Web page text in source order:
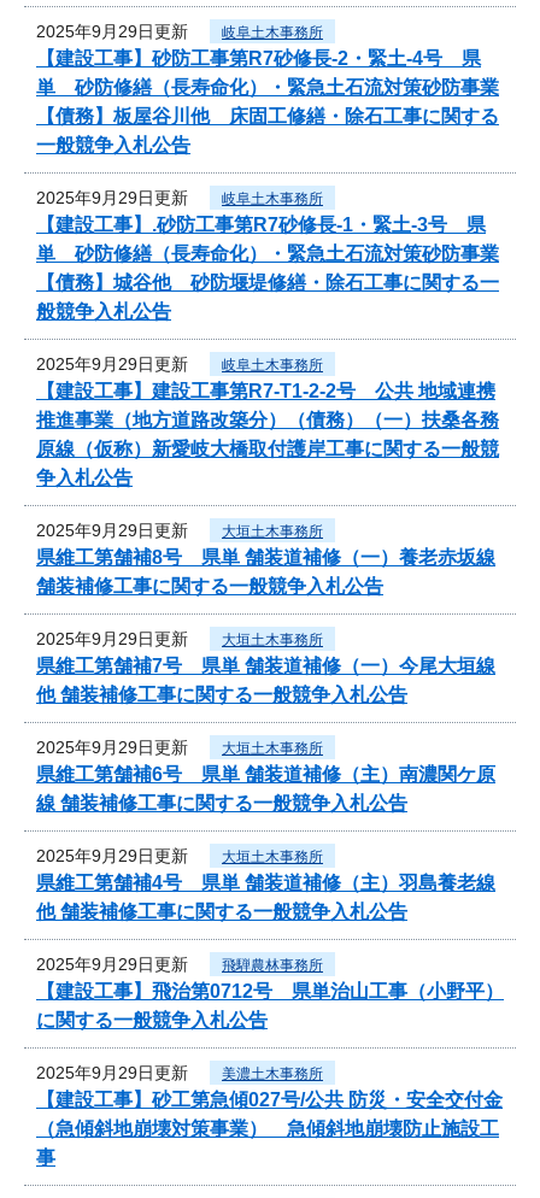
2025年9月29日更新 岐阜土木事務所
【建設工事】砂防工事第R7砂修長-2・緊土-4号 県
単 砂防修繕（長寿命化）・緊急土石流対策砂防事業
【債務】板屋谷川他 床固工修繕・除石工事に関する
一般競争入札公告
2025年9月29日更新 岐阜土木事務所
【建設工事】.砂防工事第R7砂修長-1・緊土-3号 県
単 砂防修繕（長寿命化）・緊急土石流対策砂防事業
【債務】城谷他 砂防堰堤修繕・除石工事に関する一
般競争入札公告
2025年9月29日更新 岐阜土木事務所
【建設工事】建設工事第R7-T1-2-2号 公共 地域連携
推進事業（地方道路改築分）（債務）（一）扶桑各務
原線（仮称）新愛岐大橋取付護岸工事に関する一般競
争入札公告
2025年9月29日更新 大垣土木事務所
県維工第舗補8号 県単 舗装道補修（一）養老赤坂線
舗装補修工事に関する一般競争入札公告
2025年9月29日更新 大垣土木事務所
県維工第舗補7号 県単 舗装道補修（一）今尾大垣線
他 舗装補修工事に関する一般競争入札公告
2025年9月29日更新 大垣土木事務所
県維工第舗補6号 県単 舗装道補修（主）南濃関ケ原
線 舗装補修工事に関する一般競争入札公告
2025年9月29日更新 大垣土木事務所
県維工第舗補4号 県単 舗装道補修（主）羽島養老線
他 舗装補修工事に関する一般競争入札公告
2025年9月29日更新 飛騨農林事務所
【建設工事】飛治第0712号 県単治山工事（小野平）
に関する一般競争入札公告
2025年9月29日更新 美濃土木事務所
【建設工事】砂工第急傾027号/公共 防災・安全交付金
（急傾斜地崩壊対策事業） 急傾斜地崩壊防止施設工
事